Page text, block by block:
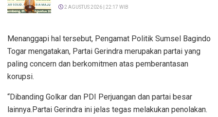
2 AGUSTUS 2026 | 22:17 WIB
Menanggapi hal tersebut, Pengamat Politik Sumsel Bagindo
Togar mengatakan, Partai Gerindra merupakan partai yang
paling concern dan berkomitmen atas pemberantasan
korupsi.
“Dibanding Golkar dan PDI Perjuangan dan partai besar
lainnya.Partai Gerindra ini jelas tegas melakukan penolakan.